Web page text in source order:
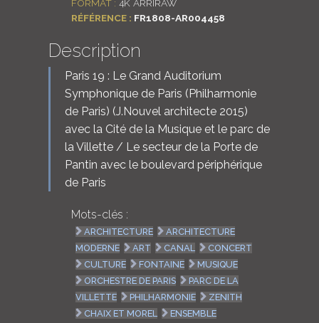
FORMAT : 4K ARRIRAW
RÉFÉRENCE : FR1808-AR004458
Description
Paris 19 : Le Grand Auditorium
Symphonique de Paris (Philharmonie
de Paris) (J.Nouvel architecte 2015)
avec la Cité de la Musique et le parc de
la Villette / Le secteur de la Porte de
Pantin avec le boulevard périphérique
de Paris
Mots-clés :
ARCHITECTURE
ARCHITECTURE
MODERNE
ART CANAL
CONCERT
CULTURE
FONTAINE
MUSIQUE
ORCHESTRE DE PARIS
PARC DE LA
VILLETTE
PHILHARMONIE
ZENITH
CHAIX ET MOREL
ENSEMBLE